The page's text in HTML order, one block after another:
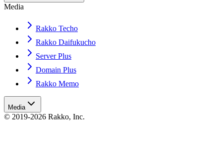
Media
Rakko Techo
Rakko Daifukucho
Server Plus
Domain Plus
Rakko Memo
Media
© 2019-2026 Rakko, Inc.